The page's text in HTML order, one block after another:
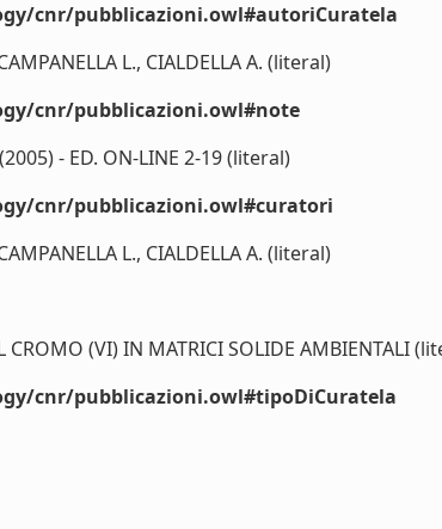
cnr/pubblicazioni.owl#autoriCuratela
L., CIALDELLA A. (literal)
cnr/pubblicazioni.owl#note
- ED. ON-LINE 2-19 (literal)
cnr/pubblicazioni.owl#curatori
L., CIALDELLA A. (literal)
CROMO (VI) IN MATRICI SOLIDE AMBIENTALI
cnr/pubblicazioni.owl#tipoDiCuratela